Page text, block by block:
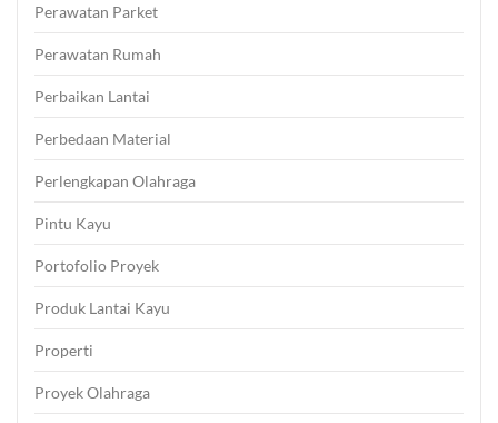
Perawatan Parket
Perawatan Rumah
Perbaikan Lantai
Perbedaan Material
Perlengkapan Olahraga
Pintu Kayu
Portofolio Proyek
Produk Lantai Kayu
Properti
Proyek Olahraga